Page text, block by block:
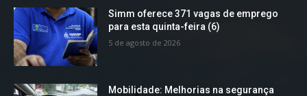
Simm oferece 371 vagas de emprego
para esta quinta-feira (6)
5 de agosto de 2026
Mobilidade: Melhorias na segurança